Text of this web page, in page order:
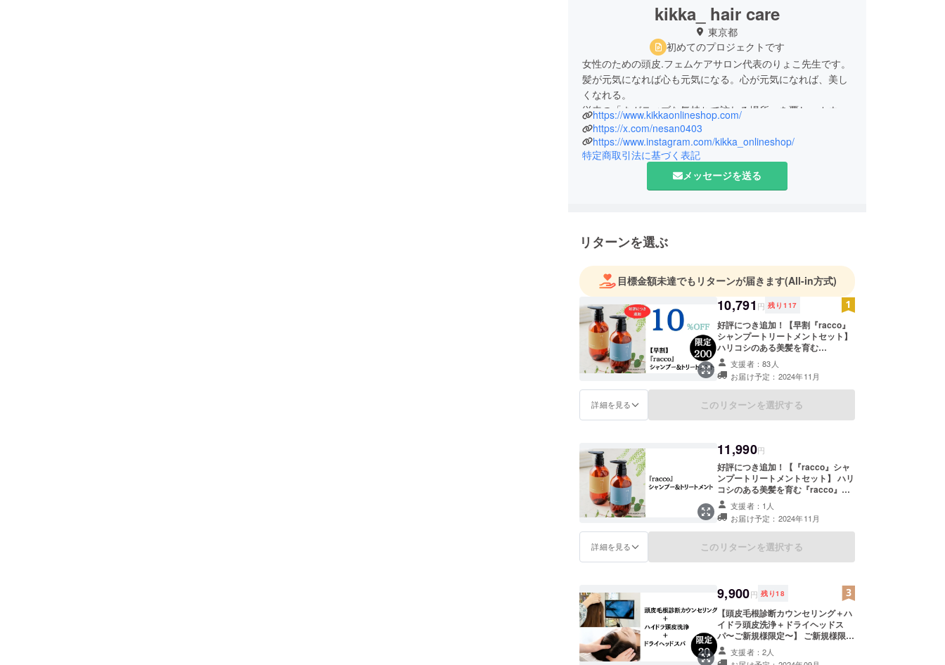
kikka_ hair care
東京都
初めてのプロジェクトです
女性のための頭皮.フェムケアサロン代表のりょこ先生です。
髪が元気になれば心も元気になる。心が元気になれば、美し
くなれる。
従来の「ネガティブな気持ちで訪れる場所」を覆し、カウン
セリングだけではなく、毛活を通して、ポジティブに、自己
肯定感を高められるようお客様を全力で応援し、お客様自身
も学んで行くという新感覚のサロン、それがkikkaにしかでき
全国よりお悩み相談に訪れた女性たちの声を元に、2023年
変え、お客様のお声に耳を傾けグレードupしてリニューアル
致します。
https://www.kikkaonlineshop.com/
https://x.com/nesan0403
https://www.instagram.com/kikka_onlineshop/
特定商取引法に基づく表記
メッセージを送る
リターンを選ぶ
目標金額未達でもリターンが届きます(All-in方式)
10,791 円 残り 117
好評につき追加！【早割『racco』
シャンプートリートメントセット】
ハリコシのある美髪を育む
『racco』シャンプー(500ml)＆ト
リートメント(300ml』セットをお届
けします。 販売予定価格11,990円
（送料込税込価格）より10％OFF！
1,199円お得です！ シャンプーコン
支援者：83人
お届け予定：2024年11月
詳細を見る このリターンを選択する
11,990円
好評につき追加！【『racco』シャ
ンプートリートメントセット】 ハリ
コシのある美髪を育む『racco』
シャンプー(500ml)＆トリートメン
ト(300ml』セットをお届けします。
販売予定価格にはなりますが、工場
より納品→即お届けとなりますの
で、早期に手にしていただけます! ※
支援者：1人
お届け予定：2024年11月
詳細を見る このリターンを選択する
9,900円 残り18
【頭皮毛根診断カウンセリング＋ハ
イドラ頭皮洗浄＋ドライヘッドス
パ〜ご新規様限定〜】 ご新規様限
定、全国・海外からもお客様が訪れ
るkikkaの大人気頭皮毛根診断に加
支援者：2人